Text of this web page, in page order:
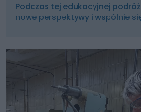
Podczas tej edukacyjnej
nowe perspektywy i wspólnie